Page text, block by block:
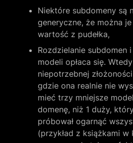
Niektóre subdomeny są
generyczne, że można
wartość z pudełka,
Rozdzielanie subdomen
modeli opłaca się.
niepotrzebnej
gdzie ona realnie nie
mieć trzy mniejsze
domenę, niż 1 duży,
próbował ogarnąć
(przykład z książkami w